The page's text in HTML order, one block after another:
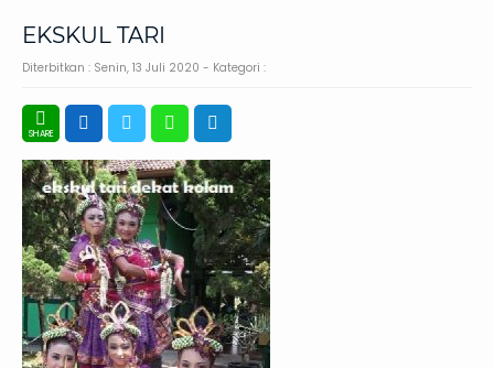
EKSKUL TARI
Diterbitkan : Senin, 13 Juli 2020 - Kategori :